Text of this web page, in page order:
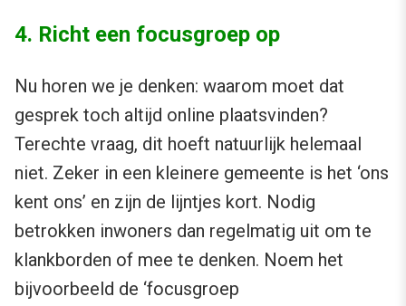
4. Richt een focusgroep op
Nu horen we je denken: waarom moet dat
gesprek toch altijd online plaatsvinden?
Terechte vraag, dit hoeft natuurlijk helemaal
niet. Zeker in een kleinere gemeente is het ‘ons
kent ons’ en zijn de lijntjes kort. Nodig
betrokken inwoners dan regelmatig uit om te
klankborden of mee te denken. Noem het
bijvoorbeeld de ‘focusgroep